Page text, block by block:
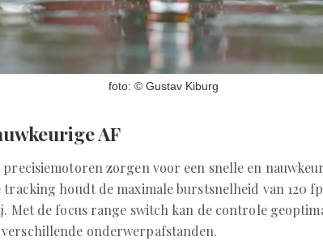
foto: © Gustav Kiburg
AF
precisiemotoren zorgen voor een snelle en
tracking houdt de maximale burstsnelheid van 120
Met de focus range switch kan de controle
onderwerpafstanden.